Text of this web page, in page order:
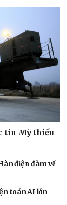
đình
tin Mỹ thiếu
điện đàm về
toán AI lớn